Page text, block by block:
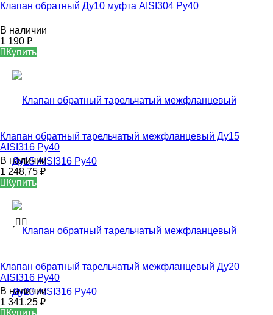
Клапан обратный Ду10 муфта AISI304 Ру40
В наличии
1 190 ₽
Купить
Клапан обратный тарельчатый межфланцевый Ду15
AISI316 Ру40
В наличии
1 248,75 ₽
Купить
Клапан обратный тарельчатый межфланцевый Ду20
AISI316 Ру40
В наличии
1 341,25 ₽
Купить